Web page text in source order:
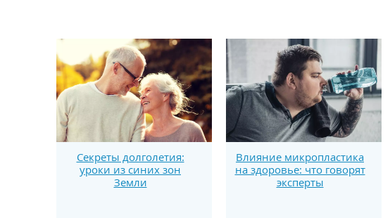
Секреты долголетия:
уроки из синих зон
Земли
Влияние микропластика
на здоровье: что говорят
эксперты